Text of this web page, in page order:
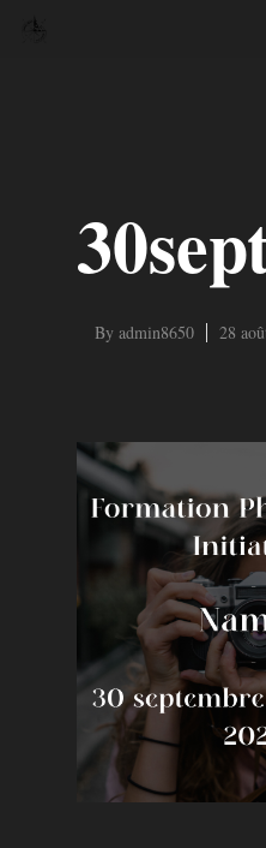
Hit enter to search or
By admin8650 28